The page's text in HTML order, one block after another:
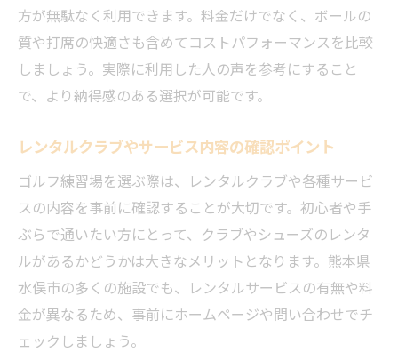
方が無駄なく利用できます。料金だけでなく、ボールの
質や打席の快適さも含めてコストパフォーマンスを比較
しましょう。実際に利用した人の声を参考にすること
で、より納得感のある選択が可能です。
レンタルクラブやサービス内容の確認ポイント
ゴルフ練習場を選ぶ際は、レンタルクラブや各種サービ
スの内容を事前に確認することが大切です。初心者や手
ぶらで通いたい方にとって、クラブやシューズのレンタ
ルがあるかどうかは大きなメリットとなります。熊本県
水俣市の多くの施設でも、レンタルサービスの有無や料
金が異なるため、事前にホームページや問い合わせでチ
ェックしましょう。